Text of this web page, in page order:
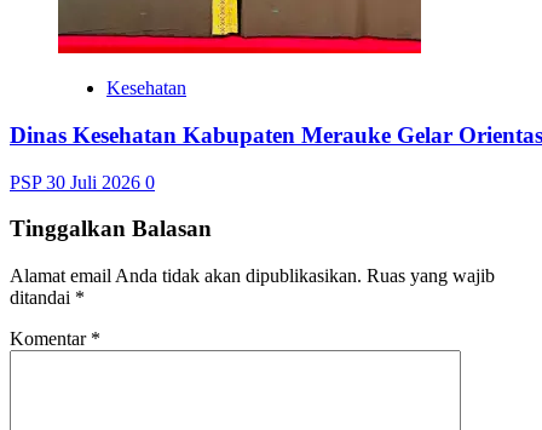
Kesehatan
Dinas Kesehatan Kabupaten Merauke Gelar
PSP30 Juli 2026 0
Tinggalkan Balasan
Alamat email Anda tidak akan dipublikasikan. Ruas yang wajib
ditandai *
Komentar *